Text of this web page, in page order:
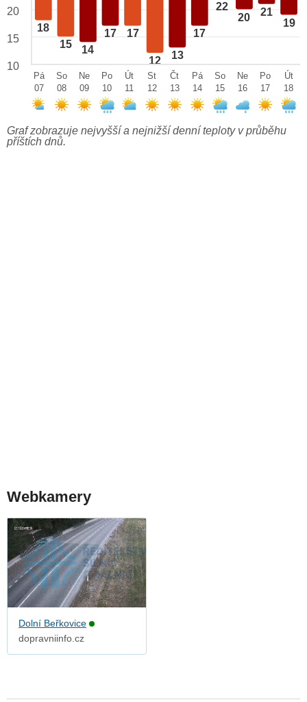
18
15 14
17 17
12 13
17
22
20 21
19
20
15
10
Pá
07
So
08
Ne
09
Po
10
Út
11
St
12
Čt
13
Pá
14
So
15
Ne
16
Po
17
Út
18
Graf zobrazuje nejvyšší a nejnižší denní teploty v průběhu
příštích dnů.
Webkamery
Dolní Beřkovice
dopravniinfo.cz